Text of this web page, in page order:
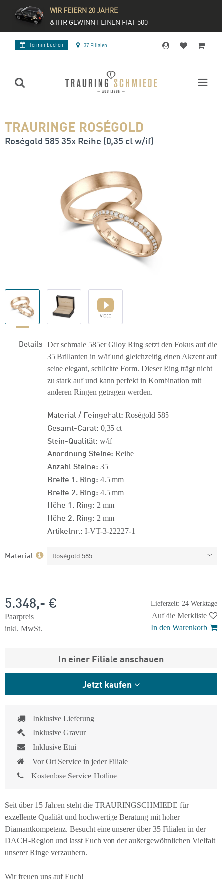
WIR FEIERN 20 JAHRE
& IHR GEWINNT EINEN FIAT 500
Termin buchen 37 Filialen
TRAURINGE ROSÉGOLD
Roségold 585 35x Reihe (0,35 ct w/if)
Details Der schmale 585er Giloy Ring setzt den Fokus auf die
35 Brillanten in w/if und gleichzeitig einen Akzent auf
seine elegant, schlichte Form. Dieser Ring trägt nicht
zu stark auf und kann perfekt in Kombination mit
anderen Ringen getragen werden.
Material / Feingehalt: Roségold 585
Gesamt-Carat: 0,35 ct
Stein-Qualität: w/if
Anordnung Steine: Reihe
Anzahl Steine: 35
Breite 1. Ring: 4.5 mm
Breite 2. Ring: 4.5 mm
Höhe 1. Ring: 2 mm
Höhe 2. Ring: 2 mm
Artikelnr.: I-VT-3-22227-1
Material Roségold 585
Lieferzeit: 24 Werktage
5.348,- €
Paarpreis
inkl. MwSt.
Auf die Merkliste
In den Warenkorb
In einer Filiale anschauen
Jetzt kaufen
Inklusive Lieferung
Inklusive Gravur
Inklusive Etui
Vor Ort Service in jeder Filiale
Kostenlose Service-Hotline
Seit über 15 Jahren steht die TRAURINGSCHMIEDE für
exzellente Qualität und hochwertige Beratung mit hoher
Diamantkompetenz. Besucht eine unserer über 35 Filialen in der
DACH-Region und lasst Euch von der außergewöhnlichen Vielfalt
unserer Ringe verzaubern.
Wir freuen uns auf Euch!